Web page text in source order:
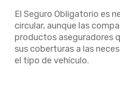
El Seguro Obligatorio es
circular, aunque las
productos aseguradores
sus coberturas a las
el tipo de vehículo.